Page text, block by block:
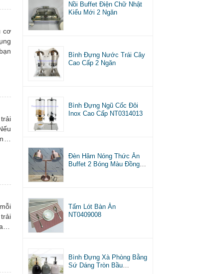
cơ
vị
Nồi Buffet Điện Chữ Nhật
Kiểu Mới 2 Ngăn
Bình Đựng Nước Trái Cây
Cao Cấp 2 Ngăn
Bình Đựng Ngũ Cốc Đôi
Inox Cao Cấp NT0314013
Đèn Hâm Nóng Thức Ăn
Buffet 2 Bóng Màu Đồng
Tấm Lót Bàn Ăn
NT0409008
Bình Đựng Xà Phòng Bằng
Sứ Dáng Tròn Bầu